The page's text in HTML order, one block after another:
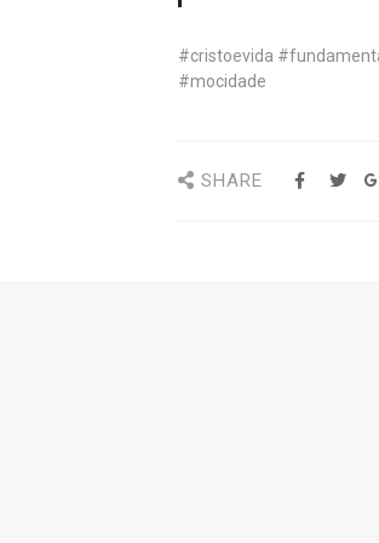
#cristoevida
#mocidade
SHARE